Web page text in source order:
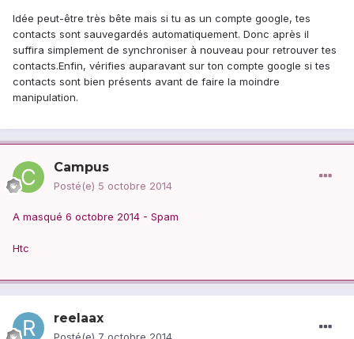
Idée peut-être très bête mais si tu as un compte google, tes
contacts sont sauvegardés automatiquement. Donc après il
suffira simplement de synchroniser à nouveau pour retrouver tes
contacts.Enfin, vérifies auparavant sur ton compte google si tes
contacts sont bien présents avant de faire la moindre
manipulation.
Campus
Posté(e) 5 octobre 2014
A masqué 6 octobre 2014 - Spam
Htc
reelaax